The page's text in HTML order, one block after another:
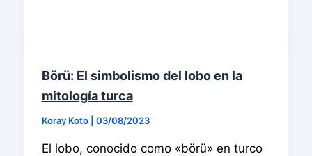
Börü: El simbolismo del lobo en la
mitología turca
Koray Koto 03/08/2023
El lobo, conocido como «börü» en turco